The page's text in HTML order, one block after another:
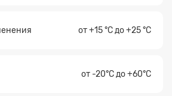
от +15 °С до +25 °С
от -20°C до +60°C